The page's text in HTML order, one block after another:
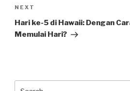
Next
Post
NEXT
Hari ke-5 di Hawaii: Dengan
Memulai Hari?